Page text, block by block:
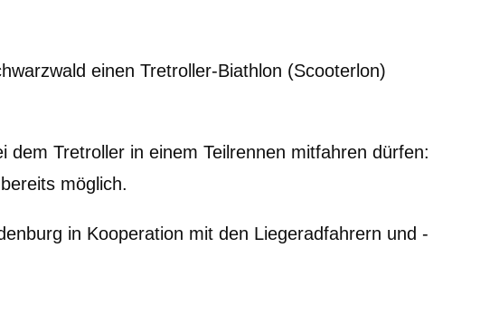
einen Tretroller-Biathlon (Scooterlon)
Tretroller in einem Teilrennen mitfahren dürfen:
möglich.
in Kooperation mit den Liegeradfahrern und -